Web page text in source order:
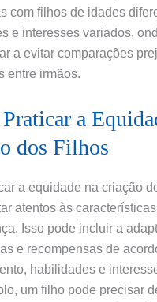
com filhos de idades
e interesses variados,
a evitar comparações
entre irmãos.
a
dos Filhos
a equidade na criação
atentos às
Isso pode incluir a
e recompensas de
habilidades e
um filho pode precisar